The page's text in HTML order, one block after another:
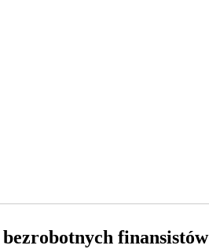
bezrobotnych finansistów